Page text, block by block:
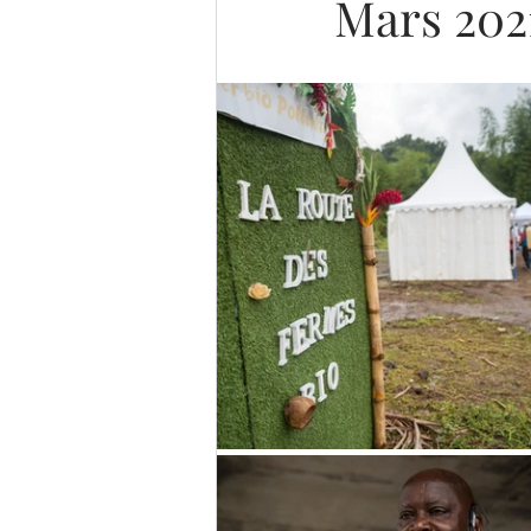
Mars